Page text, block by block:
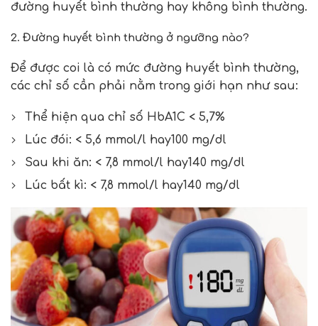
đường huyết bình thường hay không bình thường.
2. Đường huyết bình thường ở ngưỡng nào?
Để được coi là có mức đường huyết bình thường,
các chỉ số cần phải nằm trong giới hạn như sau:
Thể hiện qua chỉ số HbA1C < 5,7%
Lúc đói: < 5,6 mmol/l hay100 mg/dl
Sau khi ăn: < 7,8 mmol/l hay140 mg/dl
Lúc bất kì: < 7,8 mmol/l hay140 mg/dl